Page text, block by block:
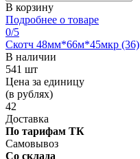
В корзину
Подробнее о товаре
0/5
Скотч 48мм*66м*45мкр (36)
В наличии
541 шт
Цена за единицу
(в рублях)
42
Доставка
По тарифам ТК
Самовывоз
Со склада